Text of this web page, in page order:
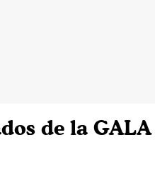
de la GALA